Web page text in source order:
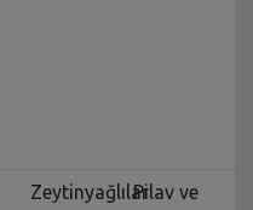
ZeytinyağlılarPilav ve